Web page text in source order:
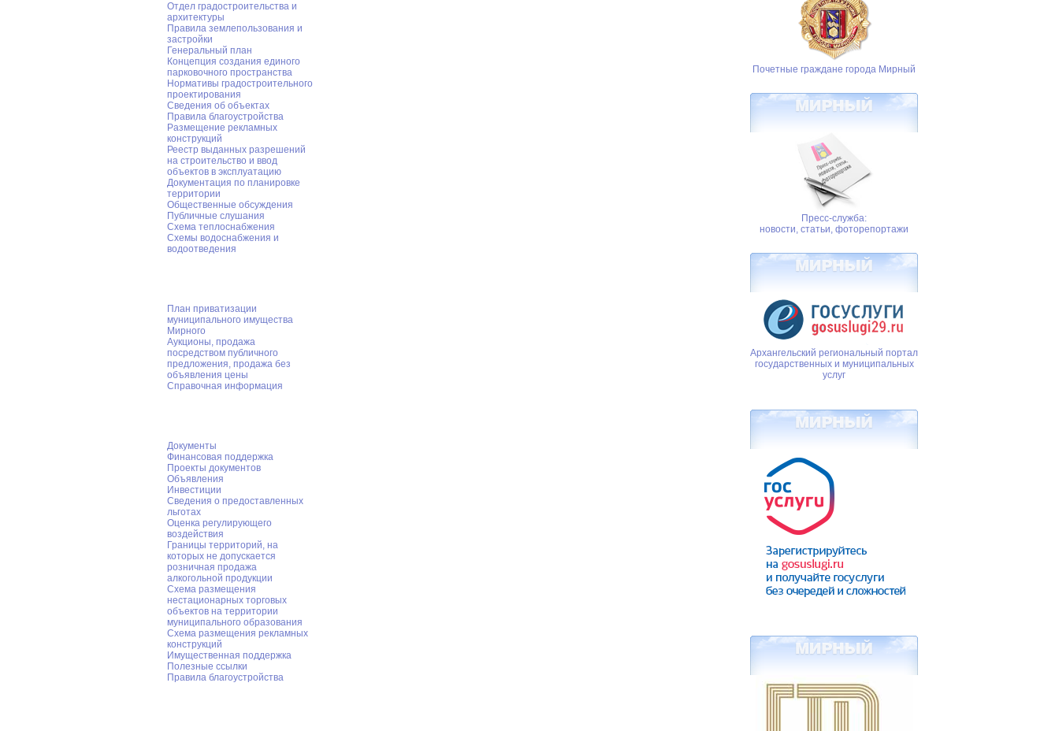
Отдел градостроительства и
архитектуры
Правила землепользования и
застройки
Генеральный план
Концепция создания единого
парковочного пространства
Нормативы градостроительного
проектирования
Сведения об объектах
Правила благоустройства
Размещение рекламных
конструкций
Реестр выданных разрешений
на строительство и ввод
объектов в эксплуатацию
Документация по планировке
территории
Общественные обсуждения
Публичные слушания
Схема теплоснабжения
Схемы водоснабжения и
водоотведения
План приватизации
муниципального имущества
Мирного
Аукционы, продажа
посредством публичного
предложения, продажа без
объявления цены
Справочная информация
Документы
Финансовая поддержка
Проекты документов
Объявления
Инвестиции
Сведения о предоставленных
льготах
Оценка регулирующего
воздействия
Границы территорий, на
которых не допускается
розничная продажа
алкогольной продукции
Схема размещения
нестационарных торговых
объектов на территории
муниципального образования
Схема размещения рекламных
конструкций
Имущественная поддержка
Полезные ссылки
Правила благоустройства
Почетные граждане города Мирный
Пресс-служба:
новости, статьи, фоторепортажи
Архангельский региональный портал
государственных и муниципальных
услуг